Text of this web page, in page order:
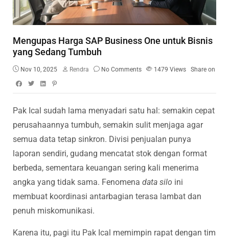
Mengupas Harga SAP Business One untuk Bisnis
yang Sedang Tumbuh
Nov 10, 2025 Rendra No Comments 1479 Views Share on
Pak Ical sudah lama menyadari satu hal: semakin cepat
perusahaannya tumbuh, semakin sulit menjaga agar
semua data tetap sinkron. Divisi penjualan punya
laporan sendiri, gudang mencatat stok dengan format
berbeda, sementara keuangan sering kali menerima
angka yang tidak sama. Fenomena data silo ini
membuat koordinasi antarbagian terasa lambat dan
penuh miskomunikasi.
Karena itu, pagi itu Pak Ical memimpin rapat dengan tim